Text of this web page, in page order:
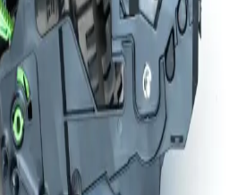
hızı, üstün baskı kalitesi ve ekonomik
kullanıcıları için ideal baskı çözümleri
düşük bakım gereksinimi öne çıkar.
Uygun Fiyatlı ve Kaliteli
Anahtarı
ve yüksek baskı kalitesiyle HP
bir çözüm sunar. Ekonomik, çevre dostu
performansınızı artırır.